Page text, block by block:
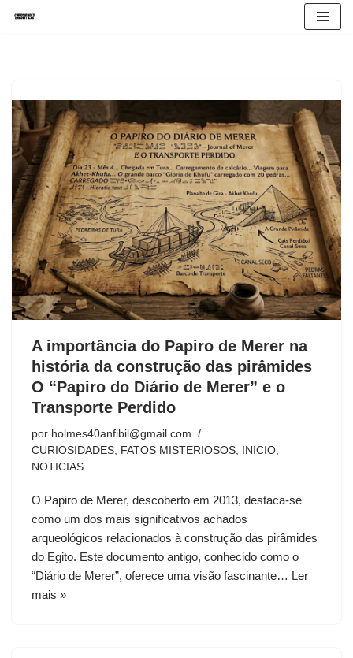
conteúdo
A importância do Papiro de Merer na
história da construção das pirâmides
O “Papiro do Diário de Merer” e o
Transporte Perdido
por holmes40anfibil@gmail.com
CURIOSIDADES FATOS MISTERIOSOS INICIO
NOTICIAS
O Papiro de Merer, descoberto em 2013, destaca-se
como um dos mais significativos achados
arqueológicos relacionados à construção das pirâmides
do Egito. Este documento antigo, conhecido como o
“Diário de Merer”, oferece uma visão fascinante… Ler
mais »